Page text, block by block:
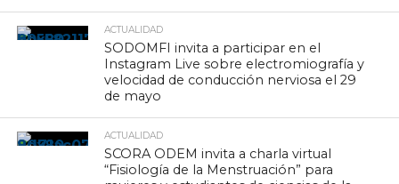
ACTUALIDAD
SODOMFI invita a participar en el
Instagram Live sobre electromiografía y
velocidad de conducción nerviosa el 29
de mayo
ACTUALIDAD
SCORA ODEM invita a charla virtual
“Fisiología de la Menstruación” para